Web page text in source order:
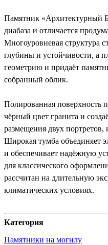
Памятник «Архитектурный
диабаза и отличается
Многоуровневая структура
глубины и устойчивости, а
геометрию и придаёт
собранный облик.
Полированная поверхность
чёрный цвет гранита и
размещения двух
Широкая тумба объединяет
и обеспечивает надёжную
для классического
рассчитан на длительную
климатических условиях.
Категория
Памятники на могилу